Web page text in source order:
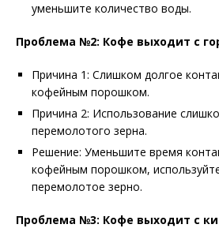
уменьшите количество воды.
Проблема №2: Кофе выходит с
Причина 1: Слишком долгое
кофейным порошком.
Причина 2: Использование
перемолотого зерна.
Решение: Уменьшите время
кофейным порошком,
перемолотое зерно.
Проблема №3: Кофе выходит с